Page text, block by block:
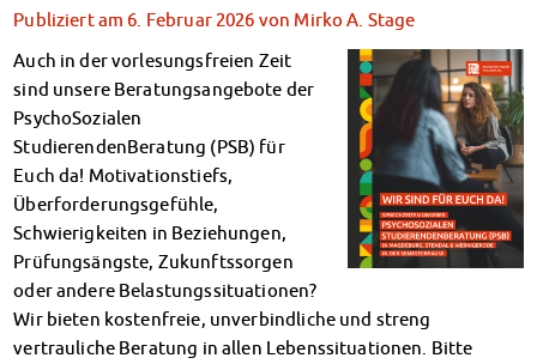
Klimabewusst essen
Mensa-FAQs
CampusCatering
MensaFeedback
AnsprechpartnerInnen
Wohnen
Wohnheime im Überblick
Wohnheime in Magdeburg
Wohnheime in Wernigerode
Wohnheimantrag & -service
MIT einander – FÜR einander
Wohnheimtutoren
Publiziert am 6. Februar 2026 von Mirko A. Stage
Auch in der vorlesungsfreien Zeit
sind unsere Beratungsangebote der
PsychoSozialen
StudierendenBeratung (PSB) für
Euch da! Motivationstiefs,
Überforderungsgefühle,
Schwierigkeiten in Beziehungen,
Prüfungsängste, Zukunftssorgen
oder andere Belastungssituationen?
Wir bieten kostenfreie, unverbindliche und streng
vertrauliche Beratung in allen Lebenssituationen. Bitte